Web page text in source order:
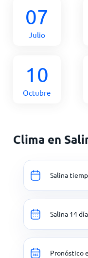
07
Julio
10
Octubre
Clima en
Salina
Salina 14
Pronóstico